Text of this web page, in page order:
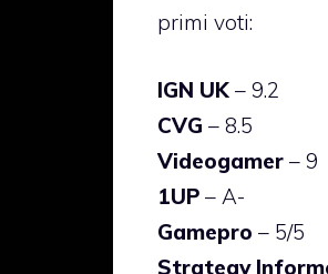
primi voti:
IGN UK – 9.2
CVG – 8.5
Videogamer – 9
1UP – A-
Gamepro – 5/5
Strategy